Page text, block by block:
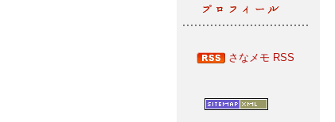
さなメモ RSS